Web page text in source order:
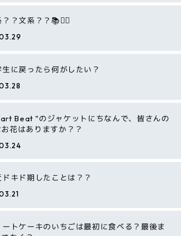
？？文系？？📚✍🏻
生に戻ったら何がしたい？
Beat "のジャケットにちなんで、皆さんの
花はありますか？？
ドキド期したことは？？
ートケーキのいちごは最初に食べる？最後ま